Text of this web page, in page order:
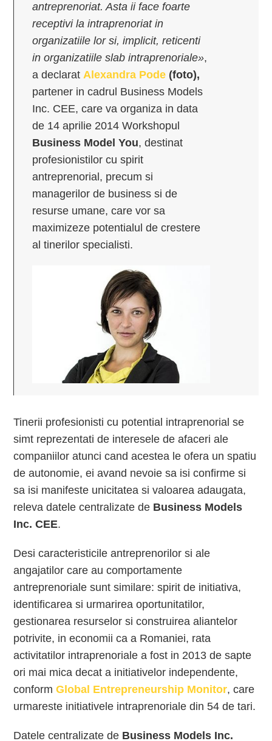
antreprenoriat. Asta ii face foarte
receptivi la intraprenoriat in
organizatiile lor si, implicit, reticenti
in organizatiile slab intraprenoriale»,
a declaratAlexandra Pode (foto),
partener in cadrul Business Models
Inc. CEE, care va organiza in data
de 14 aprilie 2014 Workshopul
Business Model You, destinat
profesionistilor cu spirit
antreprenorial, precum si
managerilor de business si de
resurse umane, care vor sa
maximizeze potentialul de crestere
al tinerilor specialisti.
Tinerii profesionisti cu potential intraprenorial se
simt reprezentati de interesele de afaceri ale
companiilor atunci cand acestea le ofera un spatiu
de autonomie, ei avand nevoie sa isi confirme si
sa isi manifeste unicitatea si valoarea adaugata,
releva datele centralizate de Business Models
Inc. CEE.
Desi caracteristicile antreprenorilor si ale
angajatilor care au comportamente
antreprenoriale sunt similare: spirit de initiativa,
identificarea si urmarirea oportunitatilor,
gestionarea resurselor si construirea aliantelor
potrivite, in economii ca a Romaniei, rata
activitatilor intraprenoriale a fost in 2013 de sapte
ori mai mica decat a initiativelor independente,
conformGlobal Entrepreneurship Monitor, care
urmareste initiativele intraprenoriale din 54 de tari.
Datele centralizate de Business Models Inc.